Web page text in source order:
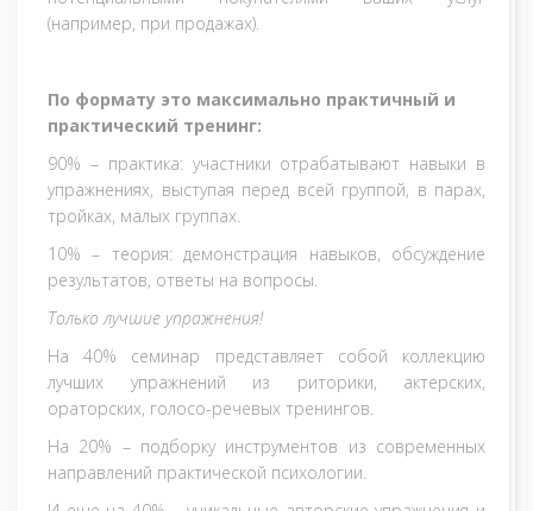
(например, при продажах).
По формату это максимально практичный и
практический тренинг:
90% – практика: участники отрабатывают навыки в
упражнениях, выступая перед всей группой, в парах,
тройках, малых группах.
10% – теория: демонстрация навыков, обсуждение
результатов, ответы на вопросы.
Только лучшие упражнения!
На 40% семинар представляет собой коллекцию
лучших упражнений из риторики, актерских,
ораторских, голосо-речевых тренингов.
На 20% – подборку инструментов из современных
направлений практической психологии.